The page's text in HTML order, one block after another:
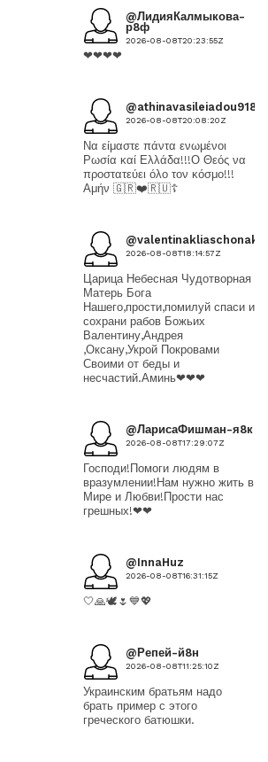
@ЛидияКалмыкова-
р8ф
2026-08-08T20:23:55Z
❤❤❤❤
@athinavasileiadou9189
2026-08-08T20:08:20Z
Να είμαστε πάντα ενωμένοι
Ρωσία καί Ελλάδα!!!Ο Θεός να
προστατεύει όλο τον κόσμο!!!
Αμήν 🇬🇷❤️🇷🇺☦️
2026-08-08T18:14:57Z
Царица Небесная Чудотворная
Матерь Бога
Нашего,прости,помилуй спаси и
сохрани рабов Божьих
Валентину,Андрея
,Оксану,Укрой Покровами
Своими от беды и
несчастий.Аминь❤❤❤
@ЛарисаФишман-я8к
2026-08-08T17:29:07Z
Господи!Помоги людям в
вразумлении!Нам нужно жить в
Мире и Любви!Прости нас
грешных!❤❤
@InnaHuz
2026-08-08T16:31:15Z
🤍🙏🕊🌷💙💖
@Репей-й8н
2026-08-08T11:25:10Z
Украинским братьям надо
брать пример с этого
греческого батюшки.